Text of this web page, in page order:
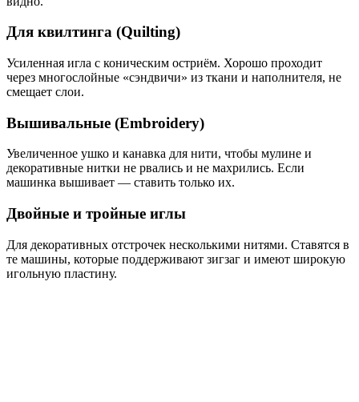
Для квилтинга (Quilting)
Усиленная игла с коническим остриём. Хорошо проходит
через многослойные «сэндвичи» из ткани и наполнителя, не
смещает слои.
Вышивальные (Embroidery)
Увеличенное ушко и канавка для нити, чтобы мулине и
декоративные нитки не рвались и не махрились. Если
машинка вышивает — ставить только их.
Двойные и тройные иглы
Для декоративных отстрочек несколькими нитями. Ставятся в
те машины, которые поддерживают зигзаг и имеют широкую
игольную пластину.